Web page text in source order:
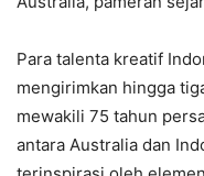
Para talenta kreatif
mengirimkan hingga
mewakili 75 tahun
antara Australia dan